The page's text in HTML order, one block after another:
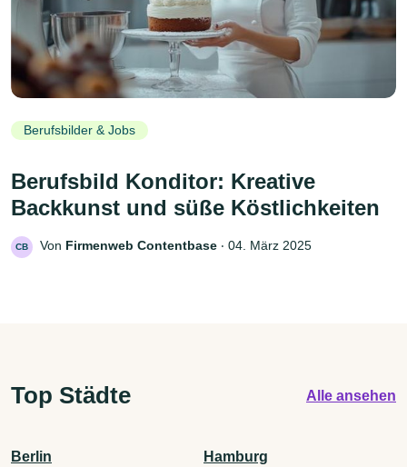
Berufsbilder & Jobs
Berufsbild Konditor: Kreative
Backkunst und süße Köstlichkeiten
CB Von Firmenweb Contentbase ‧ 04. März 2025
Top Städte Alle ansehen
Berlin Hamburg